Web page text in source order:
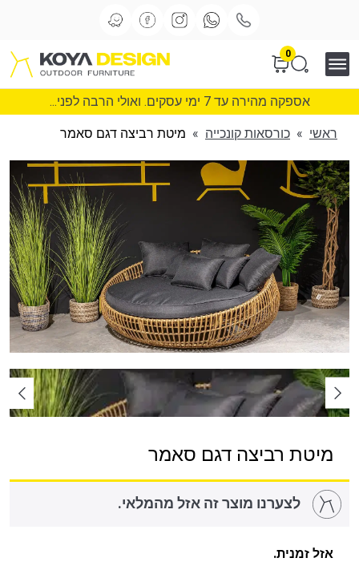
0
אספקה מהירה עד 7 ימי עסקים. ואולי הרבה לפני...
ראשי » כורסאות קונכייה » מיטת רביצה דגם סאמר
מיטת רביצה דגם סאמר
לצערנו מוצר זה אזל מהמלאי.
אזל זמנית.